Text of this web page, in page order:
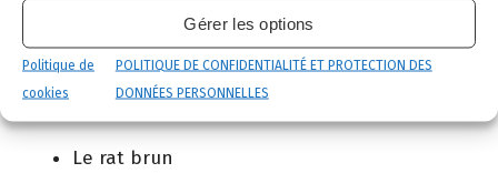
Gérer les options
Politique de
cookies
POLITIQUE DE CONFIDENTIALITÉ ET PROTECTION DES
DONNÉES PERSONNELLES
autres occupent le sous-sol et abord des
bâtiments. Pour reconnaître les différentes
espèces accédez à nos fiches :
Le rat brun